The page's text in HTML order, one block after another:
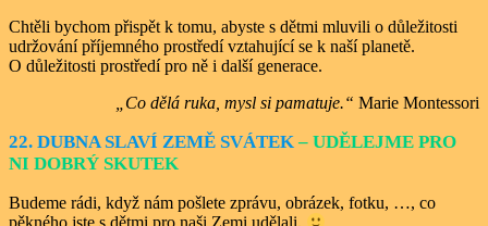
Chtěli bychom přispět k tomu, abyste s dětmi mluvili o důležitosti
udržování příjemného prostředí vztahující se k naší planetě.
O důležitosti prostředí pro ně i další generace.
„Co dělá ruka, mysl si pamatuje.“ Marie Montessori
22. DUBNA SLAVÍ ZEMĚ SVÁTEK– UDĚLEJME PRO
NI DOBRÝ SKUTEK
Budeme rádi, když nám pošlete zprávu, obrázek, fotku, …, co